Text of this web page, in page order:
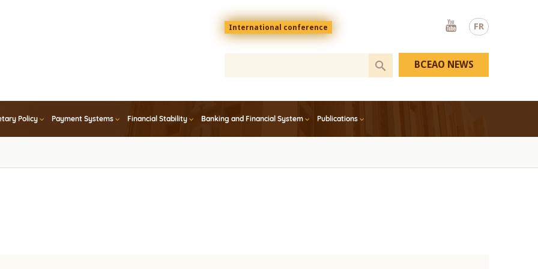
FR
Menu
top
En
International conference
Youtube
Policy Payment Systems Financial Stability Banking and Financial System Publications
BCEAO NEWS